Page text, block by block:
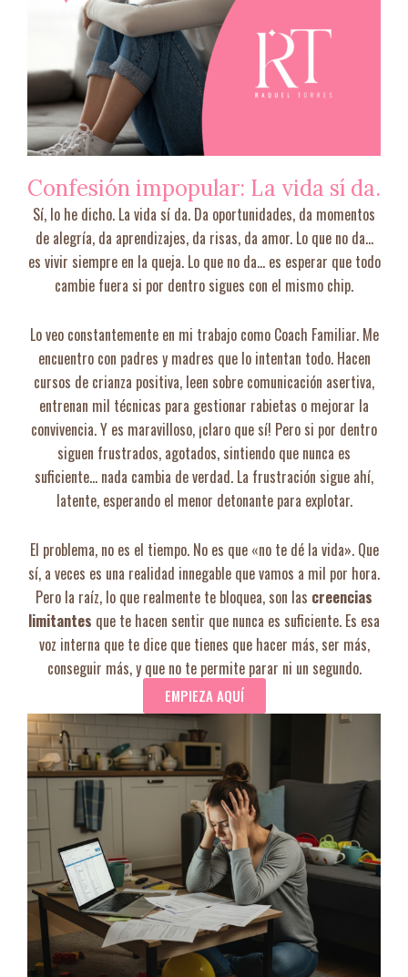
Confesión impopular: La vida sí da.
Sí, lo he dicho. La vida sí da. Da oportunidades, da momentos
de alegría, da aprendizajes, da risas, da amor. Lo que no da…
es vivir siempre en la queja. Lo que no da… es esperar que todo
cambie fuera si por dentro sigues con el mismo chip.
Lo veo constantemente en mi trabajo como Coach Familiar. Me
encuentro con padres y madres que lo intentan todo. Hacen
cursos de crianza positiva, leen sobre comunicación asertiva,
entrenan mil técnicas para gestionar rabietas o mejorar la
convivencia. Y es maravilloso, ¡claro que sí! Pero si por dentro
siguen frustrados, agotados, sintiendo que nunca es
suficiente… nada cambia de verdad. La frustración sigue ahí,
latente, esperando el menor detonante para explotar.
El problema, no es el tiempo. No es que «no te dé la vida». Que
sí, a veces es una realidad innegable que vamos a mil por hora.
Pero la raíz, lo que realmente te bloquea, son las creencias
limitantes que te hacen sentir que nunca es suficiente. Es esa
voz interna que te dice que tienes que hacer más, ser más,
conseguir más, y que no te permite parar ni un segundo.
EMPIEZA AQUÍ